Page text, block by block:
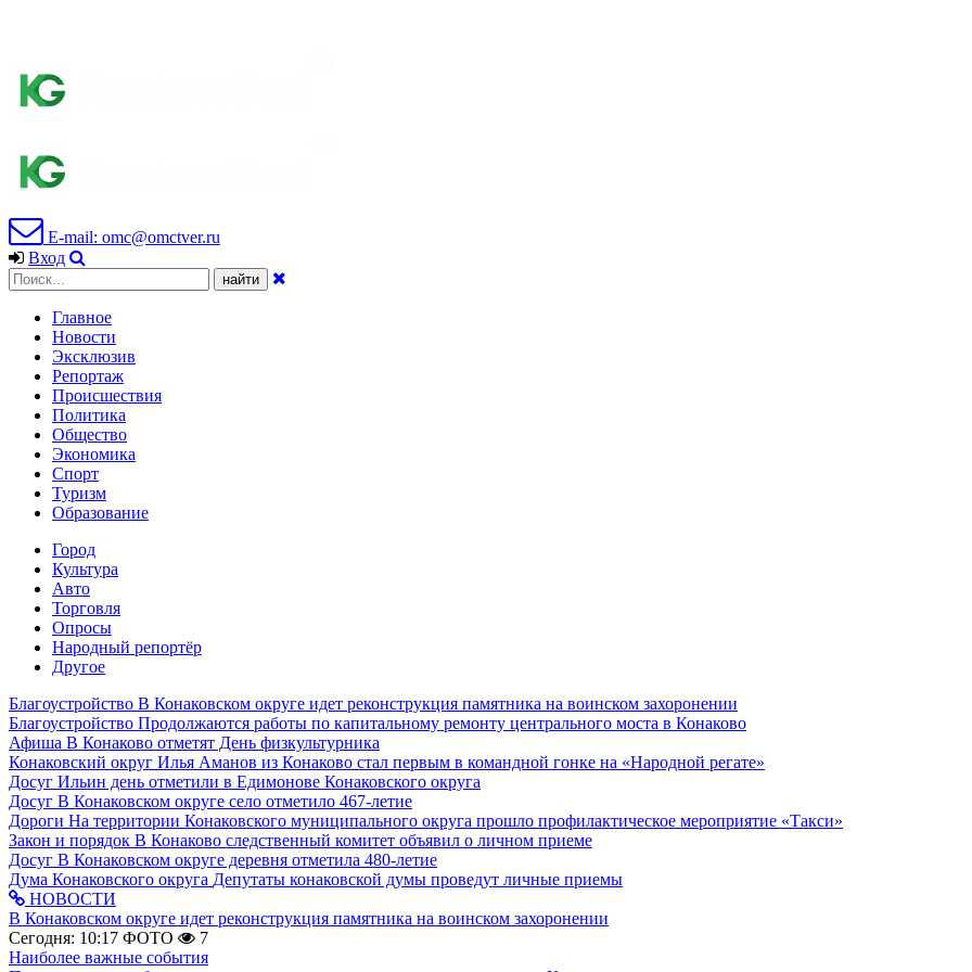
E-mail: omc@omctver.ru
Вход
Главное
Новости
Эксклюзив
Репортаж
Происшествия
Политика
Общество
Экономика
Спорт
Туризм
Образование
Город
Культура
Авто
Торговля
Опросы
Народный репортёр
Другое
Благоустройство В Конаковском округе идет реконструкция памятника на воинском захоронении
Благоустройство Продолжаются работы по капитальному ремонту центрального моста в Конаково
Афиша В Конаково отметят День физкультурника
Конаковский округ Илья Аманов из Конаково стал первым в командной гонке на «Народной регате»
Досуг Ильин день отметили в Едимонове Конаковского округа
Досуг В Конаковском округе село отметило 467-летие
Дороги На территории Конаковского муниципального округа прошло профилактическое мероприятие «Такси»
Закон и порядок В Конаково следственный комитет объявил о личном приеме
Досуг В Конаковском округе деревня отметила 480-летие
Дума Конаковского округа Депутаты конаковской думы проведут личные приемы
НОВОСТИ
В Конаковском округе идет реконструкция памятника на воинском захоронении
Сегодня: 10:17 ФОТО
7
Наиболее важные события